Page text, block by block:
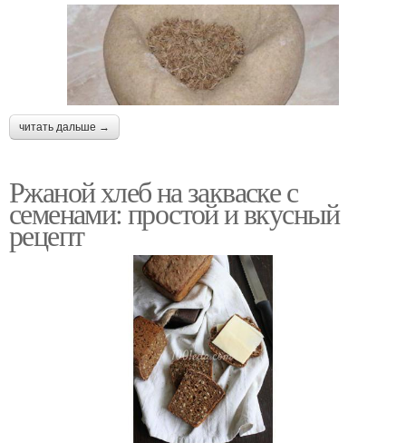
читать дальше →
Ржаной хлеб на закваске с
семенами: простой и вкусный
рецепт